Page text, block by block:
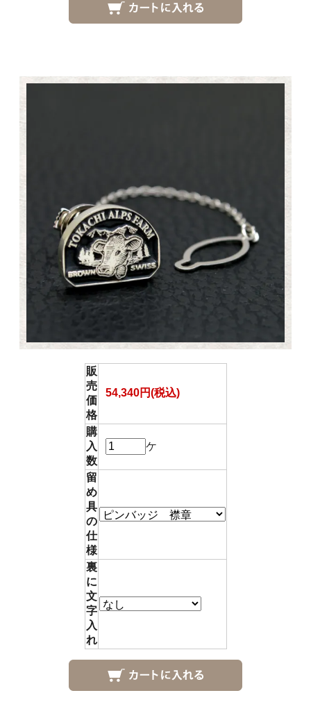
販
売
価
格
54,340円(税込)
購
入
数
ケ
留
め
具
の
仕
様
裏
に
文
字
入
れ